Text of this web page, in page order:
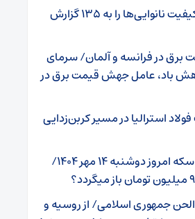
آرد و نان بی‌کیفیت نانوایی‌ها را به ۱۳۵ گزارش
برق در فرانسه و آلمان/ سرمای
باد، عامل جهش قیمت برق در
استرالیا در مسیر کربن‌زدایی
قیمت طلا و سکه امروز دوشنبه ۱۴ مهر ۱۴۰۴/
جمهوری اسلامی/ از روسیه و